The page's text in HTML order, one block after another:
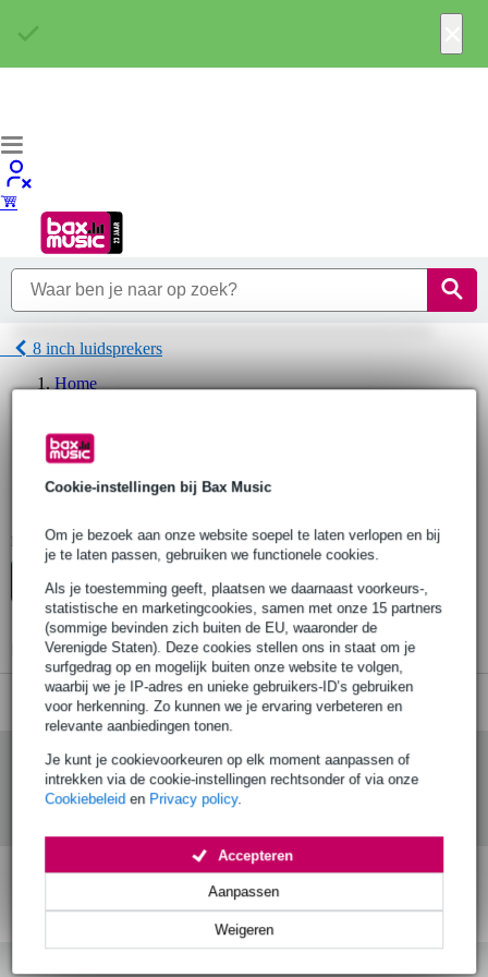
Cookie-instellingen bij Bax Music
Om je bezoek aan onze website soepel te laten verlopen en bij
je te laten passen, gebruiken we functionele cookies.
Als je toestemming geeft, plaatsen we daarnaast voorkeurs-,
statistische en marketingcookies, samen met onze 15 partners
(sommige bevinden zich buiten de EU, waaronder de
Verenigde Staten). Deze cookies stellen ons in staat om je
surfgedrag op en mogelijk buiten onze website te volgen,
waarbij we je IP-adres en unieke gebruikers-ID’s gebruiken
voor herkenning. Zo kunnen we je ervaring verbeteren en
relevante aanbiedingen tonen.
Je kunt je cookievoorkeuren op elk moment aanpassen of
intrekken via de cookie-instellingen rechtsonder of via onze
Cookiebeleid en Privacy policy.
Weigeren
Aanpassen
Accepteren
8 inch luidsprekers
Home
Speaker-componenten
Interne speaker-componenten
8 inch luidsprekers
Er zijn geen producten gevonden.
Top-10 Advies
Er zijn geen producten gevonden.
€ 99,-
Voor 23:00 besteld,
morgen in huis (mits
op voorraad)
geld terug' garantie!